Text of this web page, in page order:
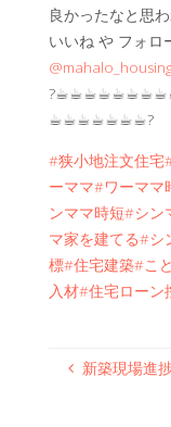
良かったなと思
いいね や フォロ
☕︎☕︎☕︎☕︎☕︎☕︎☕︎?
#狭小地注文住宅
ーママ#ワーママ
ンママ時短#シン
マ家を建てる#シ
標#住宅建築#こ
入材#住宅ローン
新築現場進